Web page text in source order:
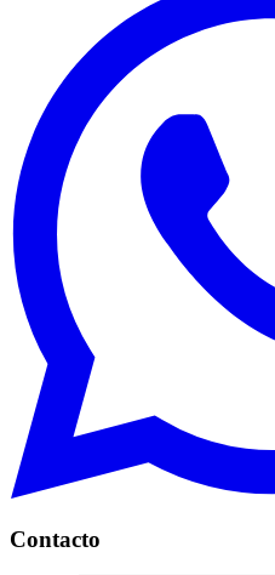
Contacto